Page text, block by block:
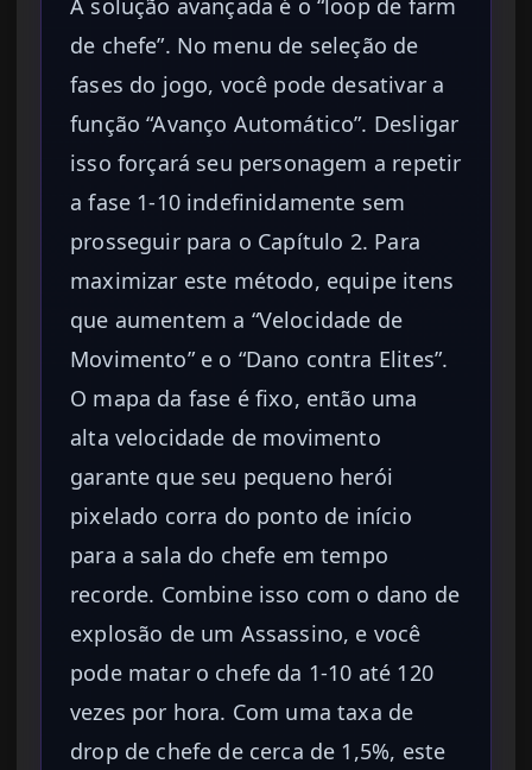
A solução avançada é o “loop de farm
de chefe”. No menu de seleção de
fases do jogo, você pode desativar a
função “Avanço Automático”. Desligar
isso forçará seu personagem a repetir
a fase 1-10 indefinidamente sem
prosseguir para o Capítulo 2. Para
maximizar este método, equipe itens
que aumentem a “Velocidade de
Movimento” e o “Dano contra Elites”.
O mapa da fase é fixo, então uma
alta velocidade de movimento
garante que seu pequeno herói
pixelado corra do ponto de início
para a sala do chefe em tempo
recorde. Combine isso com o dano de
explosão de um Assassino, e você
pode matar o chefe da 1-10 até 120
vezes por hora. Com uma taxa de
drop de chefe de cerca de 1,5%, este